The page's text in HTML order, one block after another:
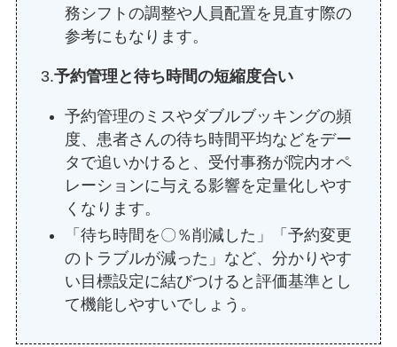
務シフトの調整や人員配置を見直す際の
参考にもなります。
3.予約管理と待ち時間の短縮度合い
予約管理のミスやダブルブッキングの頻
度、患者さんの待ち時間平均などをデー
タで追いかけると、受付事務が院内オペ
レーションに与える影響を定量化しやす
くなります。
「待ち時間を〇％削減した」「予約変更
のトラブルが減った」など、分かりやす
い目標設定に結びつけると評価基準とし
て機能しやすいでしょう。